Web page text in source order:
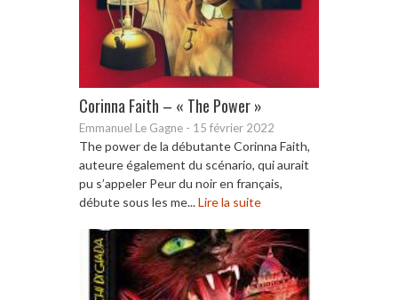
Corinna Faith – « The Power »
Emmanuel Le Gagne - 15 février 2022
The power de la débutante Corinna Faith,
auteure également du scénario, qui aurait
pu s’appeler Peur du noir en français,
débute sous les me...Lire la suite